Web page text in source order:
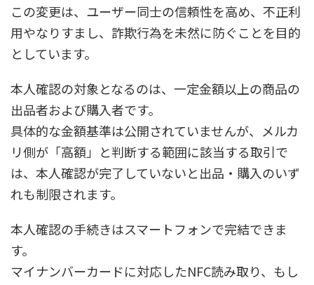
この変更は、ユーザー同士の信頼性を高め、不正利
用やなりすまし、詐欺行為を未然に防ぐことを目的
としています。
本人確認の対象となるのは、一定金額以上の商品の
出品者および購入者です。
具体的な金額基準は公開されていませんが、メルカ
リ側が「高額」と判断する範囲に該当する取引で
は、本人確認が完了していないと出品・購入のいず
れも制限されます。
本人確認の手続きはスマートフォンで完結できま
す。
マイナンバーカードに対応したNFC読み取り、もし